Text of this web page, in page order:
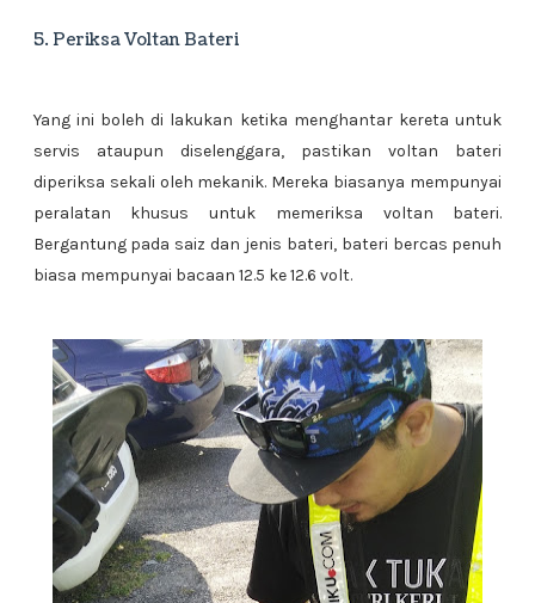
5. Periksa Voltan Bateri
Yang ini boleh di lakukan ketika menghantar kereta untuk
servis ataupun diselenggara, pastikan voltan bateri
diperiksa sekali oleh mekanik. Mereka biasanya mempunyai
peralatan khusus untuk memeriksa voltan bateri.
Bergantung pada saiz dan jenis bateri, bateri bercas penuh
biasa mempunyai bacaan 12.5 ke 12.6 volt.